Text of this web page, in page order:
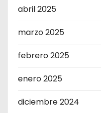
abril 2025
marzo 2025
febrero 2025
enero 2025
diciembre 2024